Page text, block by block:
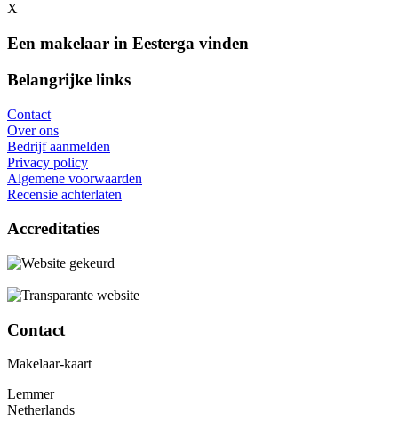
X
Een makelaar in Eesterga vinden
Belangrijke links
Contact
Over ons
Bedrijf aanmelden
Privacy policy
Algemene voorwaarden
Recensie achterlaten
Accreditaties
Contact
Makelaar-kaart
Lemmer
Netherlands